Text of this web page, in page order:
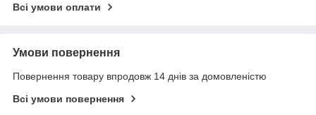
Всі умови оплати
Умови повернення
Повернення товару впродовж 14 днів за домовленістю
Всі умови повернення